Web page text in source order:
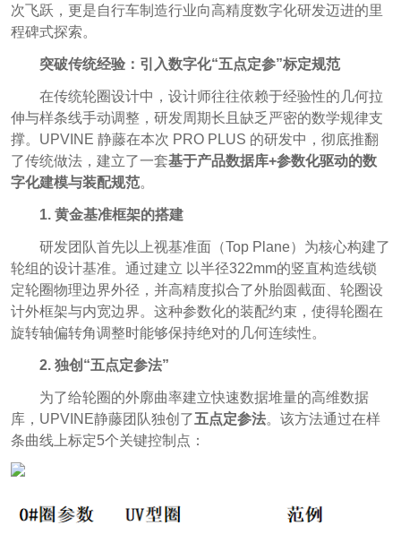
次飞跃，更是自行车制造行业向高精度数字化研发迈进的里
程碑式探索。
突破传统经验：引入数字化“五点定参”标定规范
在传统轮圈设计中，设计师往往依赖于经验性的几何拉
伸与样条线手动调整，研发周期长且缺乏严密的数学规律支
撑。UPVINE 静藤在本次 PRO PLUS 的研发中，彻底推翻
了传统做法，建立了一套基于产品数据库+参数化驱动的数
字化建模与装配规范。
1. 黄金基准框架的搭建
研发团队首先以上视基准面（Top Plane）为核心构建了
轮组的设计基准。通过建立 以半径322mm的竖直构造线锁
定轮圈物理边界外径，并高精度拟合了外胎圆截面、轮圈设
计外框架与内宽边界。这种参数化的装配约束，使得轮圈在
旋转轴偏转角调整时能够保持绝对的几何连续性。
2. 独创“五点定参法”
为了给轮圈的外廓曲率建立快速数据堆量的高维数据
库，UPVINE静藤团队独创了五点定参法。该方法通过在样
条曲线上标定5个关键控制点：